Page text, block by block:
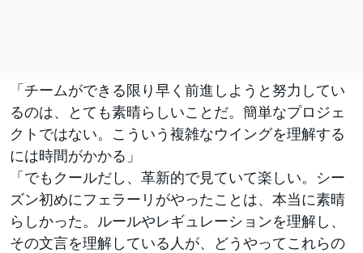
「チームができる限り早く前進しようと努力してい
るのは、とても素晴らしいことだ。簡単なプロジェ
クトではない。こういう複雑なウイングを理解する
には時間がかかる」
「でもクールだし、革新的で見ていて楽しい。シー
ズン初めにフェラーリがやったことは、本当に素晴
らしかった。ルールやレギュレーションを理解し、
その文言を理解している人が、どうやってこれらの